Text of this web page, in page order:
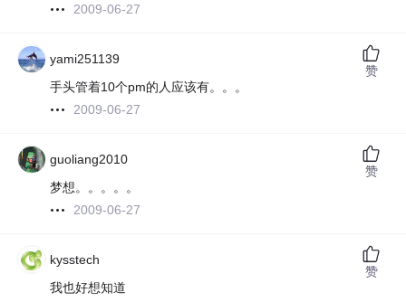
2009-06-27
yami251139
手头管着10个pm的人应该有。。。
2009-06-27
赞
guoliang2010
梦想。。。。。
2009-06-27
赞
kysstech
我也好想知道
赞